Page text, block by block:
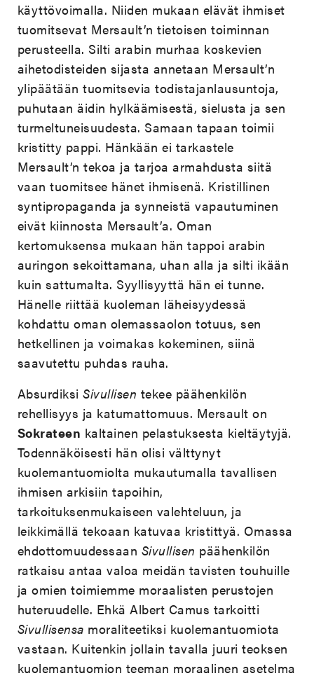
käyttövoimalla. Niiden mukaan elävät ihmiset
tuomitsevat Mersault’n tietoisen toiminnan
perusteella. Silti arabin murhaa koskevien
aihetodisteiden sijasta annetaan Mersault’n
ylipäätään tuomitsevia todistajanlausuntoja,
puhutaan äidin hylkäämisestä, sielusta ja sen
turmeltuneisuudesta. Samaan tapaan toimii
kristitty pappi. Hänkään ei tarkastele
Mersault’n tekoa ja tarjoa armahdusta siitä
vaan tuomitsee hänet ihmisenä. Kristillinen
syntipropaganda ja synneistä vapautuminen
eivät kiinnosta Mersault’a. Oman
kertomuksensa mukaan hän tappoi arabin
auringon sekoittamana, uhan alla ja silti ikään
kuin sattumalta. Syyllisyyttä hän ei tunne.
Hänelle riittää kuoleman läheisyydessä
kohdattu oman olemassaolon totuus, sen
hetkellinen ja voimakas kokeminen, siinä
saavutettu puhdas rauha.
AbsurdiksiSivullisen tekee päähenkilön
rehellisyys ja katumattomuus. Mersault on
Sokrateen kaltainen pelastuksesta kieltäytyjä.
Todennäköisesti hän olisi välttynyt
kuolemantuomiolta mukautumalla tavallisen
ihmisen arkisiin tapoihin,
tarkoituksenmukaiseen valehteluun, ja
leikkimällä tekoaan katuvaa kristittyä. Omassa
ehdottomuudessaan Sivullisen päähenkilön
ratkaisu antaa valoa meidän tavisten touhuille
ja omien toimiemme moraalisten perustojen
huteruudelle. Ehkä Albert Camus tarkoitti
Sivullisensa moraliteetiksi kuolemantuomiota
vastaan. Kuitenkin jollain tavalla juuri teoksen
kuolemantuomion teeman moraalinen asetelma